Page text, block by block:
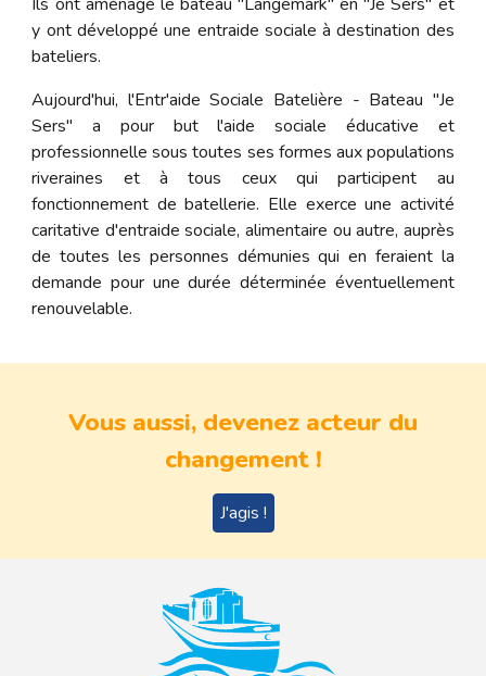
y ont développé une entraide sociale à destination des
bateliers.
Aujourd'hui, l'Entr'aide Sociale Batelière - Bateau "Je
Sers" a pour but l'aide sociale éducative et
professionnelle sous toutes ses formes aux populations
riveraines et à tous ceux qui participent au
fonctionnement de batellerie. Elle exerce une activité
caritative d'entraide sociale, alimentaire ou autre, auprès
de toutes les personnes démunies qui en feraient la
demande pour une durée déterminée éventuellement
renouvelable.
Vous aussi, devenez acteur du
changement !
J'agis !